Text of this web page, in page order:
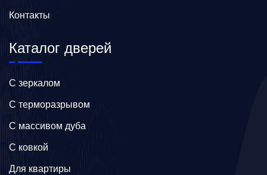
Контакты
Каталог дверей
C зеркалом
C терморазрывом
C массивом дуба
C ковкой
Для квартиры